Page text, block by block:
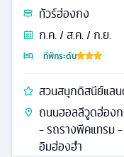
ทัวร์ฮ่องกง
ก.ค. / ส.ค. / ก.ย.
ที่พักระดับ
สวนสนุกดิสนีย์แล
ถนนฮอลลีวูดฮ่อง
- รถรางพีคแทรม
อิมฮ่องฮำ